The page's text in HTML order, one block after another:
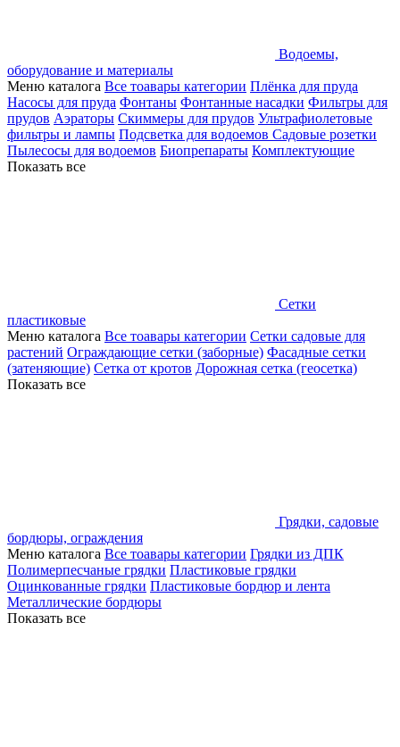
Водоемы,
оборудование и материалы
Меню каталога Все тоавары категории Плёнка для пруда
Насосы для пруда Фонтаны Фонтанные насадки Фильтры для
прудов Аэраторы Скиммеры для прудов Ультрафиолетовые
фильтры и лампы Подсветка для водоемов Садовые розетки
Пылесосы для водоемов Биопрепараты Комплектующие
Показать все
Сетки
пластиковые
Меню каталога Все тоавары категории Сетки садовые для
растений Ограждающие сетки (заборные) Фасадные сетки
(затеняющие) Сетка от кротов Дорожная сетка (геосетка)
Показать все
Грядки, садовые
бордюры, ограждения
Меню каталога Все тоавары категории Грядки из ДПК
Полимерпесчаные грядки Пластиковые грядки
Оцинкованные грядки Пластиковые бордюр и лента
Металлические бордюры
Показать все